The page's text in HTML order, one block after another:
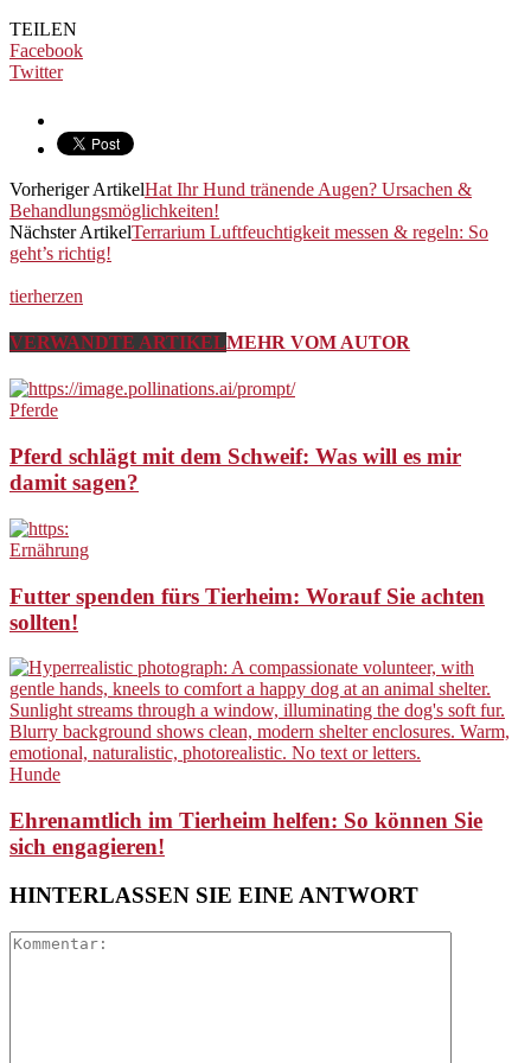
TEILEN
Facebook
Twitter
Vorheriger ArtikelHat Ihr Hund tränende Augen? Ursachen &
Behandlungsmöglichkeiten!
Nächster ArtikelTerrarium Luftfeuchtigkeit messen & regeln: So
geht’s richtig!
tierherzen
VERWANDTE ARTIKELMEHR VOM AUTOR
Pferde
Pferd schlägt mit dem Schweif: Was will es mir
damit sagen?
Ernährung
Futter spenden fürs Tierheim: Worauf Sie achten
sollten!
Hunde
Ehrenamtlich im Tierheim helfen: So können Sie
sich engagieren!
HINTERLASSEN SIE EINE ANTWORT